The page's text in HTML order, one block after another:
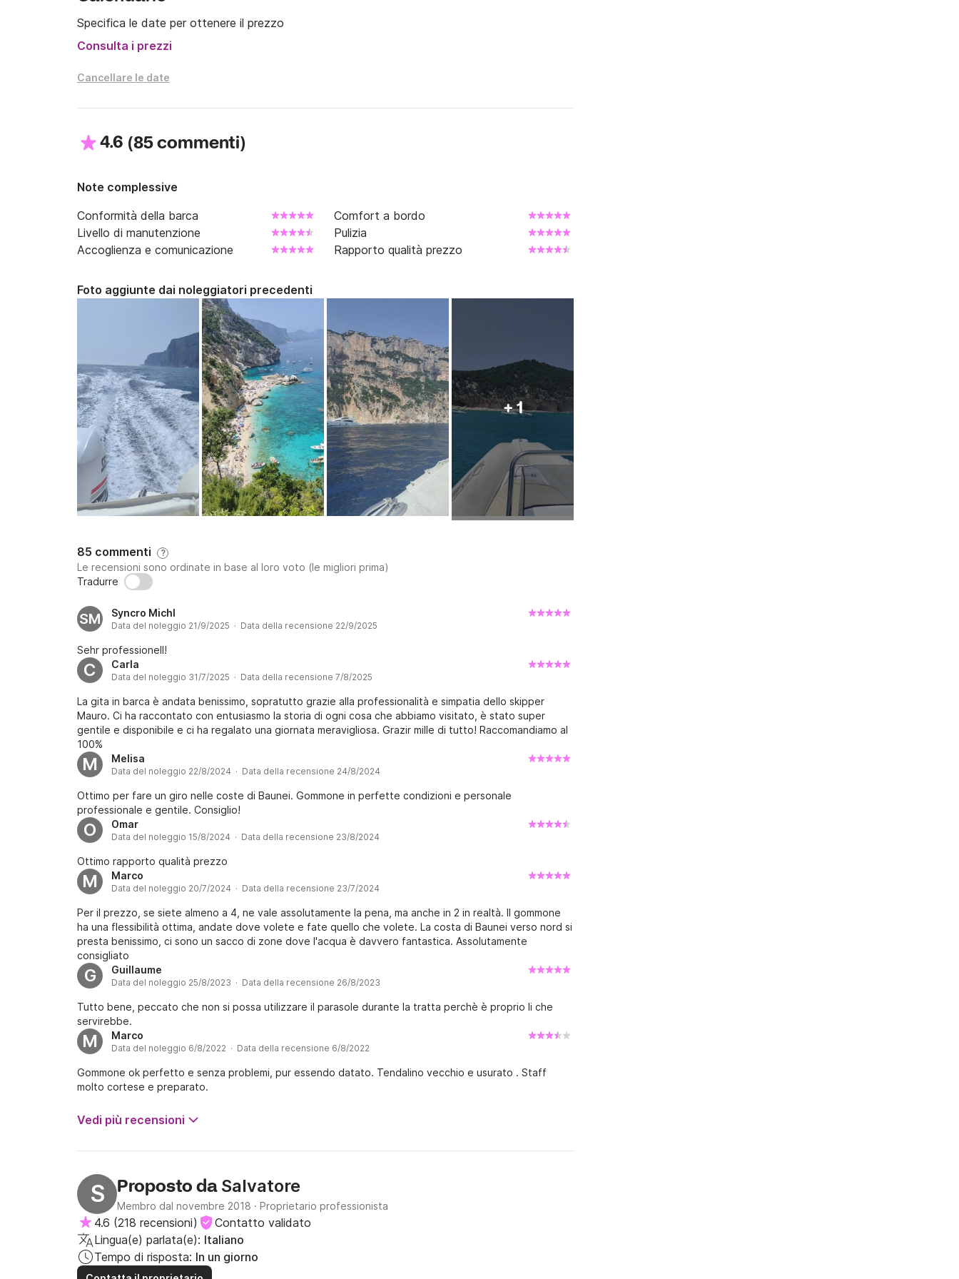
Specifica le date per ottenere il prezzo
Consulta i prezzi
Cancellare le date
4.6 (85 commenti)
Note complessive
Conformità della barca
Comfort a bordo
Livello di manutenzione
Pulizia
Accoglienza e comunicazione
Rapporto qualità prezzo
Foto aggiunte dai noleggiatori precedenti
+ 1
85 commenti ?
Le recensioni sono ordinate in base al loro voto (le migliori prima)
Tradurre
SM Syncro Michl
Data del noleggio 21/9/2025 · Data della recensione 22/9/2025
Sehr professionell!
C Carla
Data del noleggio 31/7/2025 · Data della recensione 7/8/2025
La gita in barca è andata benissimo, sopratutto grazie alla professionalità e simpatia dello skipper
Mauro. Ci ha raccontato con entusiasmo la storia di ogni cosa che abbiamo visitato, è stato super
gentile e disponibile e ci ha regalato una giornata meravigliosa. Grazir mille di tutto! Raccomandiamo al
100%
M Melisa
Data del noleggio 22/8/2024 · Data della recensione 24/8/2024
Ottimo per fare un giro nelle coste di Baunei. Gommone in perfette condizioni e personale
professionale e gentile. Consiglio!
O Omar
Data del noleggio 15/8/2024 · Data della recensione 23/8/2024
Ottimo rapporto qualità prezzo
M Marco
Data del noleggio 20/7/2024 · Data della recensione 23/7/2024
Per il prezzo, se siete almeno a 4, ne vale assolutamente la pena, ma anche in 2 in realtà. Il gommone
ha una flessibilità ottima, andate dove volete e fate quello che volete. La costa di Baunei verso nord si
presta benissimo, ci sono un sacco di zone dove l'acqua è davvero fantastica. Assolutamente
consigliato
G Guillaume
Data del noleggio 25/8/2023 · Data della recensione 26/8/2023
Tutto bene, peccato che non si possa utilizzare il parasole durante la tratta perchè è proprio li che
servirebbe.
M Marco
Data del noleggio 6/8/2022 · Data della recensione 6/8/2022
Gommone ok perfetto e senza problemi, pur essendo datato. Tendalino vecchio e usurato . Staff
molto cortese e preparato.
Vedi più recensioni
S Proposto da Salvatore
Membro dal novembre 2018 · Proprietario professionista
4.6 (218 recensioni)
Contatto validato
Lingua(e) parlata(e): Italiano
Tempo di risposta: In un giorno